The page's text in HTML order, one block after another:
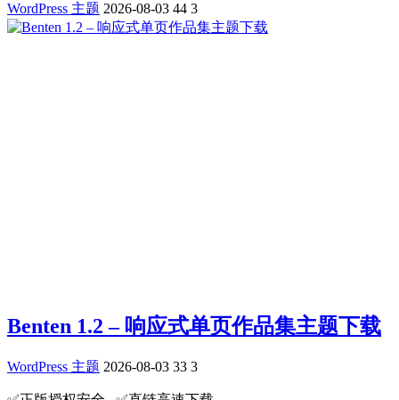
WordPress 主题 2026-08-03 44 3
Benten 1.2 – 响应式单页作品集主题下载
WordPress 主题 2026-08-03 33 3